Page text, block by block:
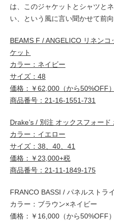
は、このジャケットとシャツと
い、という風に言い聞かせて前
BEAMS F / ANGELICO リネン
ケット
カラー：ネイビー
サイズ：48
価格：￥62,000（から50%OFF
商品番号：21-16-1551-731
Drake’s / 別注 オックスフォー
カラー：イエロー
サイズ：38、40、41
価格：￥23,000+税
商品番号：21-11-1849-175
FRANCO BASSI / パネルストラ
カラー：ブラウン×ネイビー
価格：￥16,000（から50%OFF